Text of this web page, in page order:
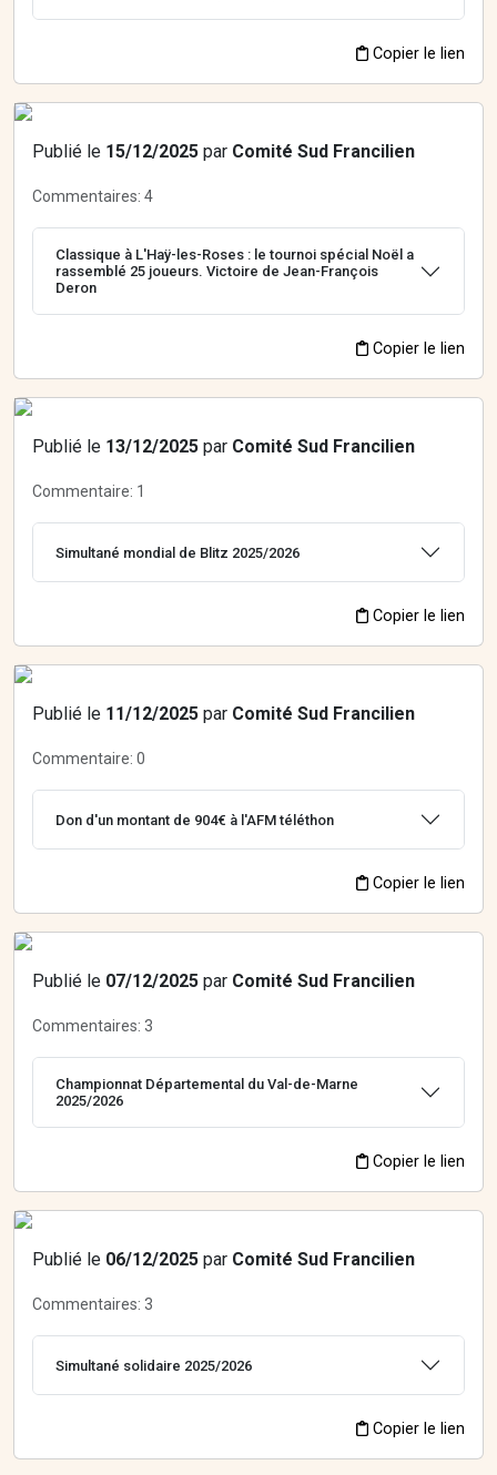
Copier le lien
Publié le 15/12/2025 par Comité Sud Francilien
Commentaires: 4
Classique à L'Haÿ-les-Roses : le tournoi spécial Noël a
rassemblé 25 joueurs. Victoire de Jean-François
Deron
Copier le lien
Publié le 13/12/2025 par Comité Sud Francilien
Commentaire: 1
Simultané mondial de Blitz 2025/2026
Copier le lien
Publié le 11/12/2025 par Comité Sud Francilien
Commentaire: 0
Don d'un montant de 904€ à l'AFM téléthon
Copier le lien
Publié le 07/12/2025 par Comité Sud Francilien
Commentaires: 3
Championnat Départemental du Val-de-Marne
2025/2026
Copier le lien
Publié le 06/12/2025 par Comité Sud Francilien
Commentaires: 3
Simultané solidaire 2025/2026
Copier le lien